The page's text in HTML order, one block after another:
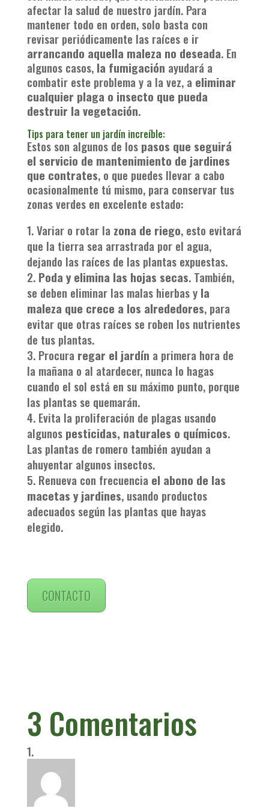
afectar la salud de nuestro jardín. Para
mantener todo en orden, solo basta con
revisar periódicamente las raíces e ir
arrancando aquella maleza no deseada. En
algunos casos, la fumigación ayudará a
combatir este problema y a la vez, a eliminar
cualquier plaga o insecto que pueda
destruir la vegetación.
Tips para tener un jardín increíble:
Estos son algunos de los pasos que seguirá
el servicio de mantenimiento de jardines
que contrates, o que puedes llevar a cabo
ocasionalmente tú mismo, para conservar tus
zonas verdes en excelente estado:
Variar o rotar la zona de riego, esto evitará
que la tierra sea arrastrada por el agua,
dejando las raíces de las plantas expuestas.
Poda y elimina las hojas secas. También,
se deben eliminar las malas hierbas y la
maleza que crece a los alrededores, para
evitar que otras raíces se roben los nutrientes
de tus plantas.
Procura regar el jardín a primera hora de
la mañana o al atardecer, nunca lo hagas
cuando el sol está en su máximo punto, porque
las plantas se quemarán.
Evita la proliferación de plagas usando
algunos pesticidas, naturales o químicos.
Las plantas de romero también ayudan a
ahuyentar algunos insectos.
Renueva con frecuencia el abono de las
macetas y jardines, usando productos
adecuados según las plantas que hayas
elegido.
CONTACTO
3 Comentarios